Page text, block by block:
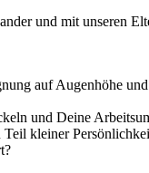
und mit unseren
auf Augenhöhe
und Deine
kleiner